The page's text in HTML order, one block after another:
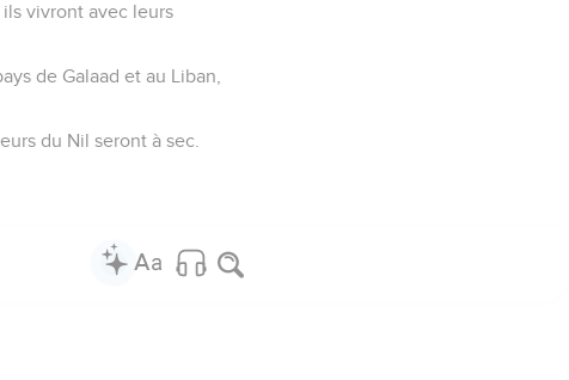
vivront avec leurs
de Galaad et au Liban,
du Nil seront à sec.